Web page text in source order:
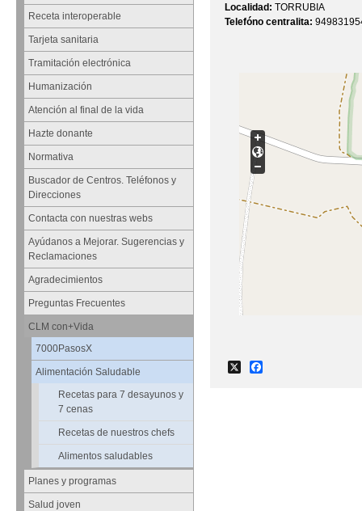
Receta interoperable
Tarjeta sanitaria
Tramitación electrónica
Humanización
Atención al final de la vida
Hazte donante
Normativa
Buscador de Centros. Teléfonos y
Direcciones
Contacta con nuestras webs
Ayúdanos a Mejorar. Sugerencias y
Reclamaciones
Agradecimientos
Preguntas Frecuentes
CLM con+Vida
7000PasosX
Alimentación Saludable
Recetas para 7 desayunos y
7 cenas
Recetas de nuestros chefs
Alimentos saludables
Planes y programas
Salud joven
Localidad: TORRUBIA
Telefóno centralita: